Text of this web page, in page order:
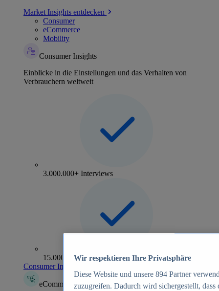
Market Insights entdecken
Consumer
eCommerce
Mobility
Consumer Insights
Einblicke in die Einstellungen und das Verhalten von
Verbrauchern weltweit
3.000.000+ Interviews
15.000+ Marken
Consumer Insights entdecken
eCommerce Insights
Wir respektieren Ihre Privatsphäre
Diese Website und unsere 894 Partner
zuzugreifen. Dadurch wird sichergestellt,